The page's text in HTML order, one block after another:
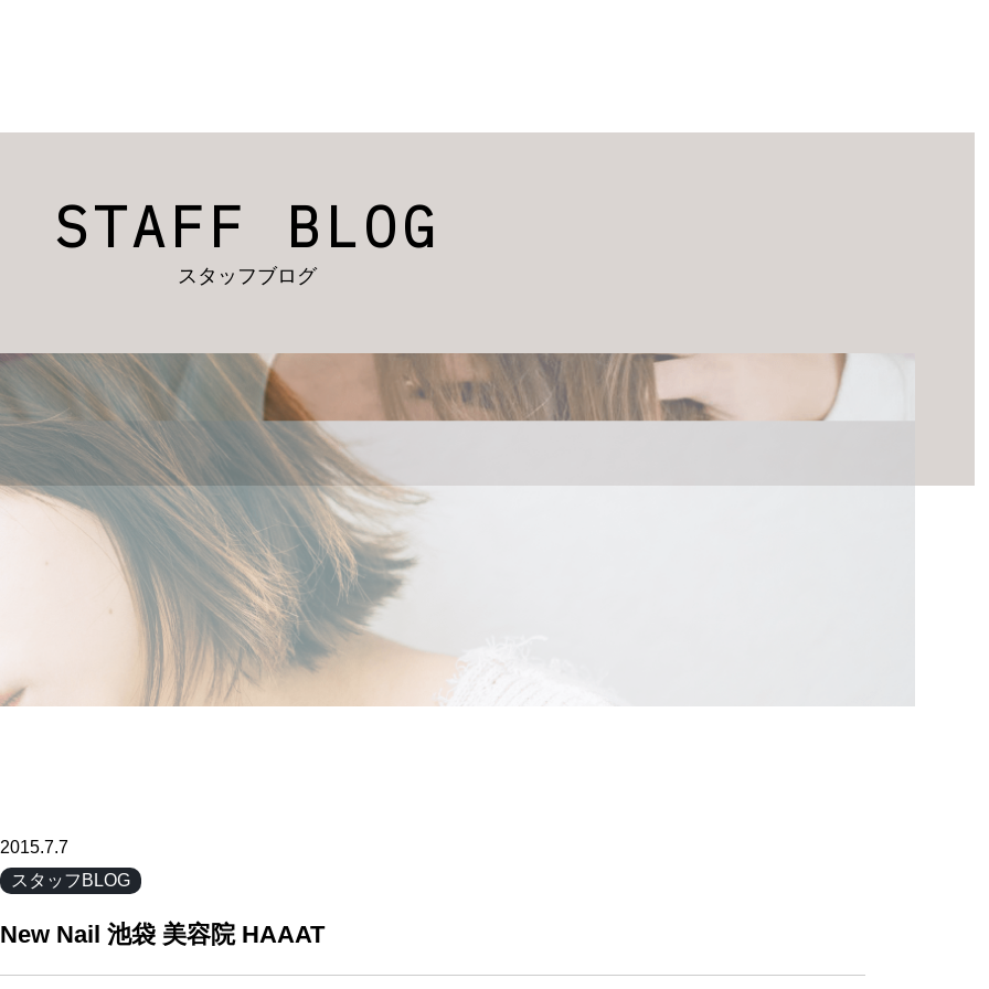
STAFF BLOG
スタッフブログ
2015.7.7
スタッフBLOG
New Nail 池袋 美容院 HAAAT